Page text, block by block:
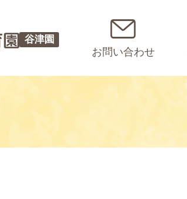
谷津園
お問い合わせ